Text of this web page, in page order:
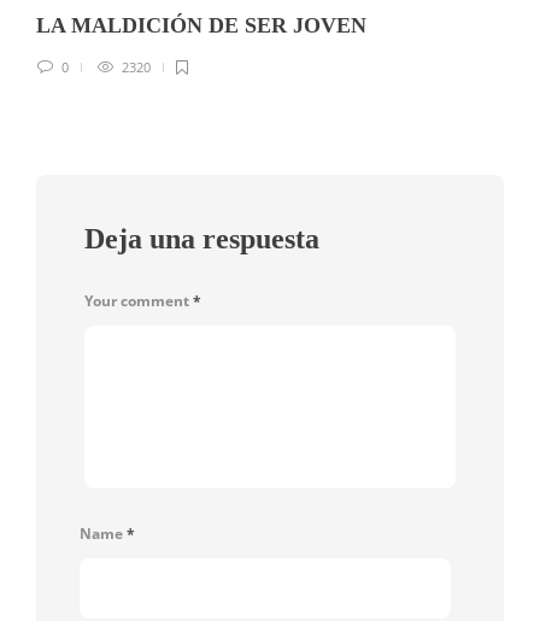
LA MALDICIÓN DE SER JOVEN
0 2320
Deja una respuesta
Your comment*
Name*